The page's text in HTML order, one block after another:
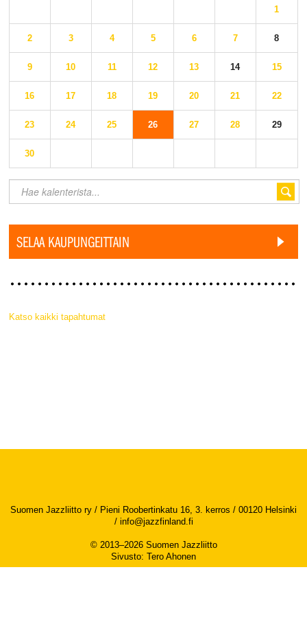
1
2 3 4 5 6 7 8
9 10 11 12 13 14 15
16 17 18 19 20 21 22
23 24 25 26 27 28 29
30
SELAA KAUPUNGEITTAIN
Katso kaikki tapahtumat
Suomen Jazzliitto ry / Pieni Roobertinkatu 16, 3. kerros / 00120 Helsinki
/ info@jazzfinland.fi
© 2013–2026 Suomen Jazzliitto
Sivusto: Tero Ahonen